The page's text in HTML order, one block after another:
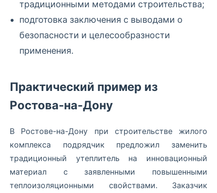
традиционными методами строительства;
подготовка заключения с выводами о
безопасности и целесообразности
применения.
Практический пример из
Ростова-на-Дону
В Ростове-на-Дону при строительстве жилого
комплекса подрядчик предложил заменить
традиционный утеплитель на инновационный
материал с заявленными повышенными
теплоизоляционными свойствами. Заказчик